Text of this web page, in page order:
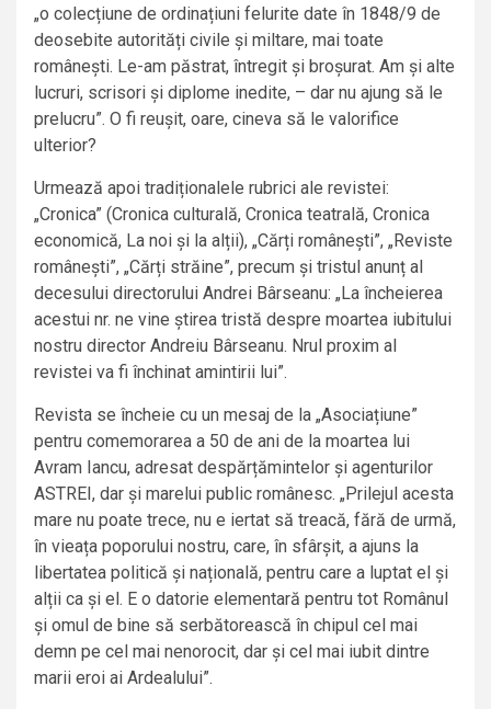
„o colecțiune de ordinațiuni felurite date în 1848/9 de
deosebite autorități civile și miltare, mai toate
românești. Le-am păstrat, întregit și broșurat. Am și alte
lucruri, scrisori și diplome inedite, – dar nu ajung să le
prelucru”. O fi reușit, oare, cineva să le valorifice
ulterior?
Urmează apoi tradiționalele rubrici ale revistei:
„Cronica” (Cronica culturală, Cronica teatrală, Cronica
economică, La noi și la alții), „Cărți românești”, „Reviste
românești”, „Cărți străine”, precum și tristul anunț al
decesului directorului Andrei Bârseanu: „La încheierea
acestui nr. ne vine știrea tristă despre moartea iubitului
nostru director Andreiu Bârseanu. Nrul proxim al
revistei va fi închinat amintirii lui”.
Revista se încheie cu un mesaj de la „Asociațiune”
pentru comemorarea a 50 de ani de la moartea lui
Avram Iancu, adresat despărțămintelor și agenturilor
ASTREI, dar și marelui public românesc. „Prilejul acesta
mare nu poate trece, nu e iertat să treacă, fără de urmă,
în vieața poporului nostru, care, în sfârșit, a ajuns la
libertatea politică și națională, pentru care a luptat el și
alții ca și el. E o datorie elementară pentru tot Românul
și omul de bine să serbătorească în chipul cel mai
demn pe cel mai nenorocit, dar și cel mai iubit dintre
marii eroi ai Ardealului”.